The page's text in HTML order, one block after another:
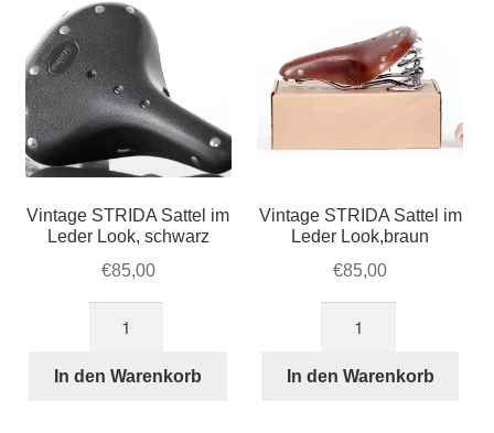
SALE
Vintage STRIDA Sattel im
Leder Look, schwarz
€85,00
Sattel
In den Warenkorb
Vintage STRIDA Sattel im
Leder Look,braun
€85,00
Sattel
In den Warenkorb